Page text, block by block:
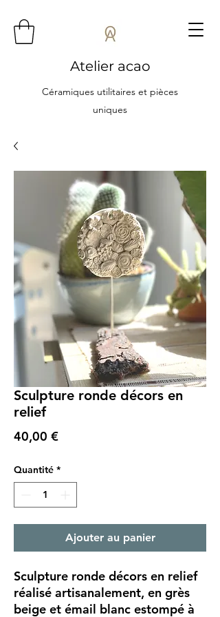
Atelier acao
Céramiques utilitaires et pièces
uniques
Sculpture ronde décors en
relief
40,00 €Prix
Quantité *
Ajouter au panier
Sculpture ronde décors en relief
réalisé artisanalement, en grès
beige et émail blanc estompé à